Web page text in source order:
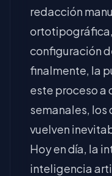
redacción
ortotipográfica,
configuración
finalmente, la
este proceso a
semanales, los
vuelven
Hoy en día, la
inteligencia